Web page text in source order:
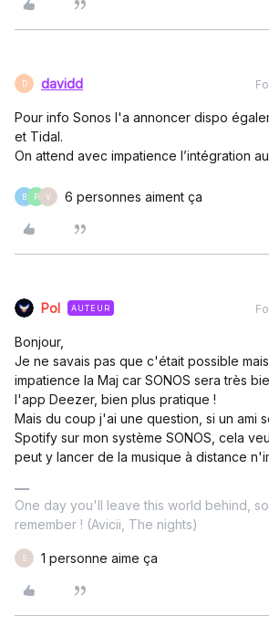
D davidd
Pour info Sonos l'a annoncer dispo
et Tidal.
On attend avec impatience l’intégration
B P V 6 personnes aiment ça
Pol AUTEUR
Bonjour,
Je ne savais pas que c'était possible
impatience la Maj car SONOS sera très
l'app Deezer, bien plus pratique !
Mais du coup j'ai une question, si un ami
Spotify sur mon système SONOS, cela
peut y lancer de la musique à distance
One day you'll leave this world behind,
remember ! (Avicii, The nights)
S 1 personne aime ça